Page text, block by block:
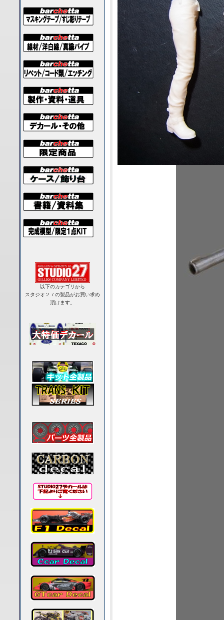
以下のカテゴリから
スタジオ２７の製品がお買い求め
頂けます。